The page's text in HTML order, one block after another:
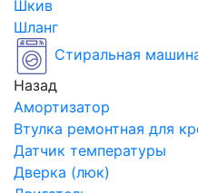
Шкив
Шланг
Стиральная
Назад
Амортизатор
Втулка ремонтная для
Датчик температуры
Дверка (люк)